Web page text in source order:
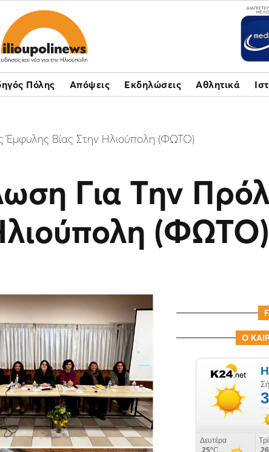
Πόλης Απόψεις Εκδηλώσεις Αθλητικά
Έμφυλης Βίας Στην Ηλιούπολη (ΦΩΤΟ)
Για Την
(ΦΩΤΟ)
Ο